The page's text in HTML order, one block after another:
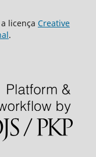
licença Creative
.